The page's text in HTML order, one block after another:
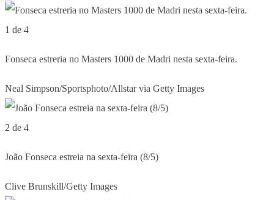
1 de 4
Fonseca estreria no Masters 1000 de Madri nesta sexta-feira.
Neal Simpson/Sportsphoto/Allstar via Getty Images
2 de 4
João Fonseca estreia na sexta-feira (8/5)
Clive Brunskill/Getty Images